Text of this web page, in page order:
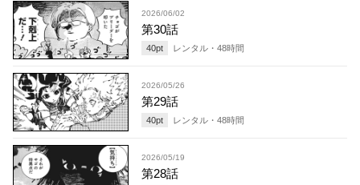
2026/06/02
第30話
40pt レンタル・ 48時間
2026/05/26
第29話
40pt レンタル・ 48時間
2026/05/19
第28話